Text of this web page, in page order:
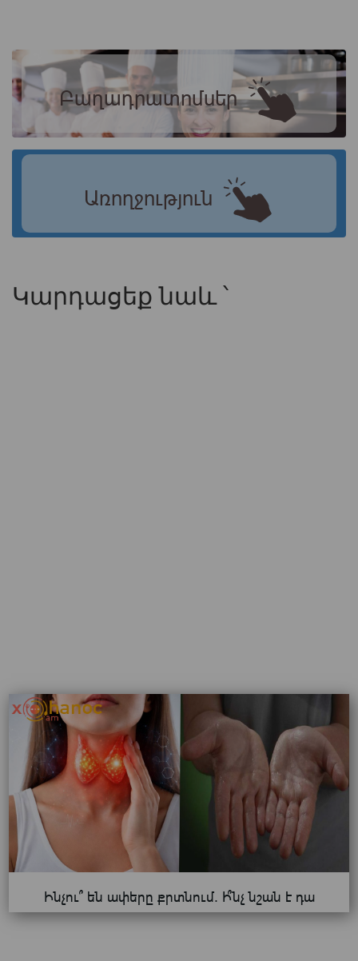
Բաղադրատոմսեր
Առողջություն
Կարդացեք նաև ՝
Ինչու՞ են ափերը քրտնում. Ի՞նչ նշան է դա